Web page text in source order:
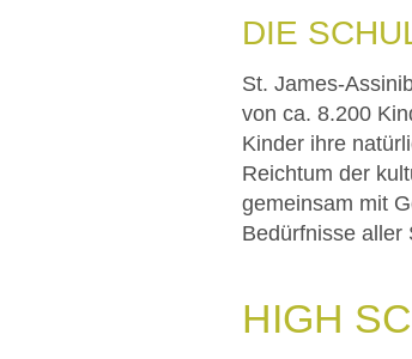
DIE
St. James-
von ca. 8.200
Kinder ihre
Reichtum der
gemeinsam mit
Bedürfnisse aller
HIGH